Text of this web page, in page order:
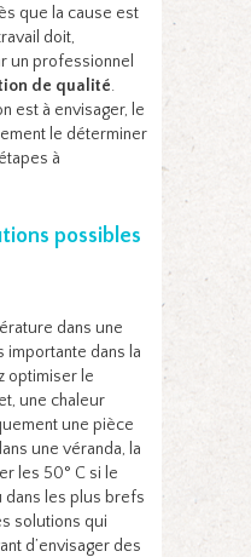
que la cause est
doit,
un professionnel
de qualité.
est à envisager, le
le déterminer
à
possibles
dans une
importante dans la
optimiser le
une chaleur
une pièce
une véranda, la
les 50° C si le
dans les plus brefs
solutions qui
d’envisager des